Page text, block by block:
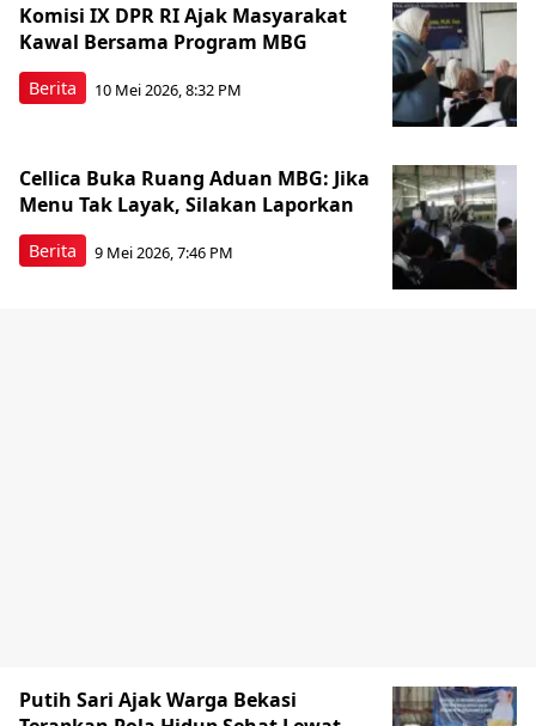
Berita
Komisi IX DPR RI Ajak Masyarakat
Kawal Bersama Program MBG
10 Mei 2026, 8:32 PM
Berita
Cellica Buka Ruang Aduan MBG: Jika
Menu Tak Layak, Silakan Laporkan
9 Mei 2026, 7:46 PM
Putih Sari Ajak Warga Bekasi